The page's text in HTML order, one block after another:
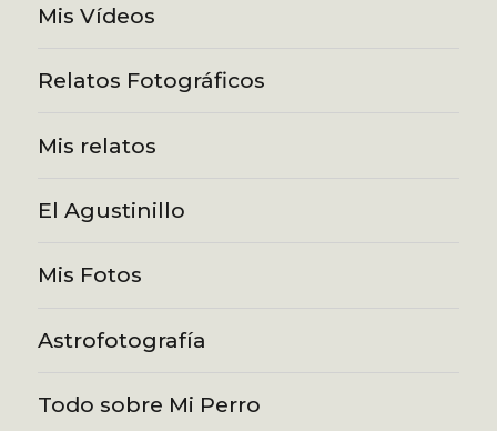
Mis Vídeos
Relatos Fotográficos
Mis relatos
El Agustinillo
Mis Fotos
Astrofotografía
Todo sobre Mi Perro